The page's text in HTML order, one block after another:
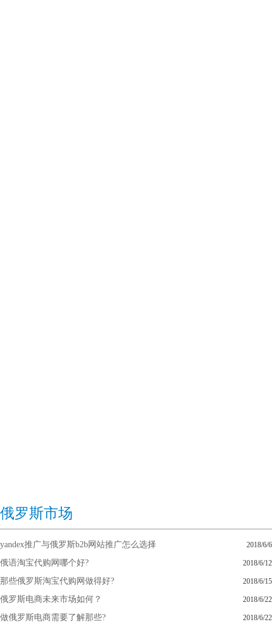
俄罗斯市场
yandex推广与俄罗斯b2b网站推广怎么选择 2018/6/6
俄语淘宝代购网哪个好? 2018/6/12
那些俄罗斯淘宝代购网做得好? 2018/6/15
俄罗斯电商未来市场如何？ 2018/6/22
做俄罗斯电商需要了解那些? 2018/6/22